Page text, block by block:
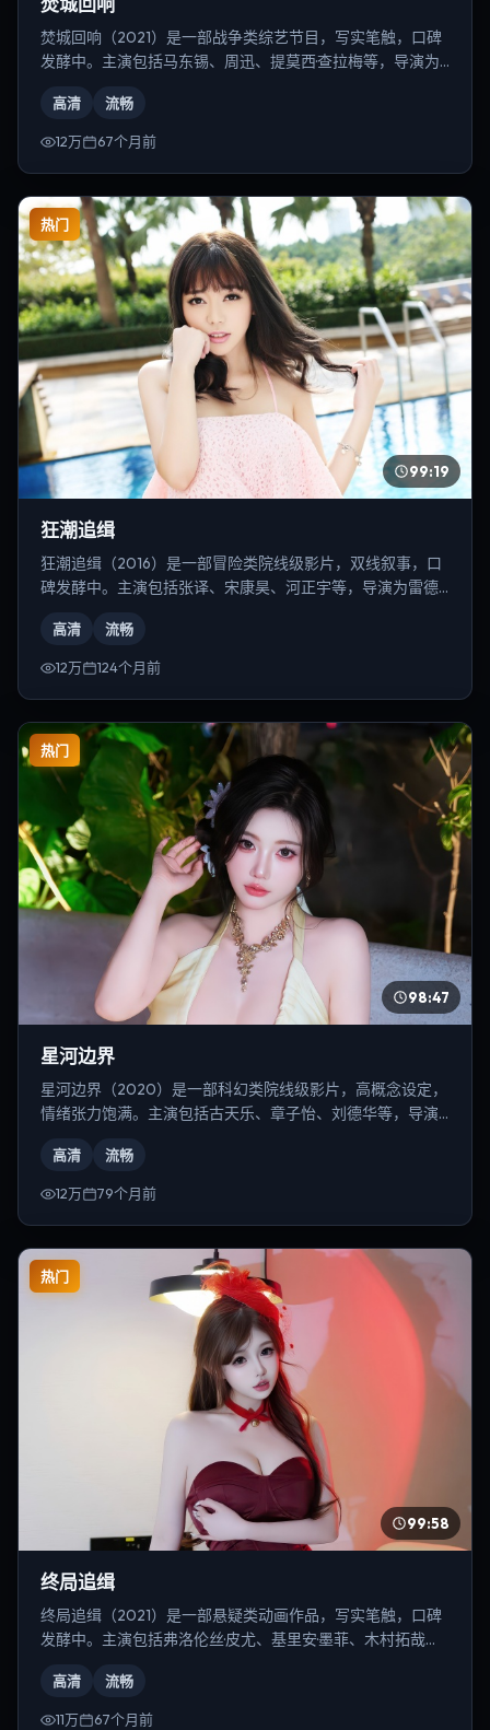
焚城回响（2021）是一部战争类综艺节目，写实笔触，口碑
发酵中。主演包括马东锡、周迅、提莫西·查拉梅等，导演为
高清 流畅
12万 67个月前
热门
99:19
狂潮追缉
狂潮追缉（2016）是一部冒险类院线级影片，双线叙事，口
碑发酵中。主演包括张译、宋康昊、河正宇等，导演为雷德
高清 流畅
12万 124个月前
热门
98:47
星河边界
星河边界（2020）是一部科幻类院线级影片，高概念设定，
情绪张力饱满。主演包括古天乐、章子怡、刘德华等，导演
高清 流畅
12万 79个月前
热门
99:58
终局追缉
终局追缉（2021）是一部悬疑类动画作品，写实笔触，口碑
发酵中。主演包括弗洛伦丝·皮尤、基里安·墨菲、木村拓哉
高清 流畅
11万 67个月前